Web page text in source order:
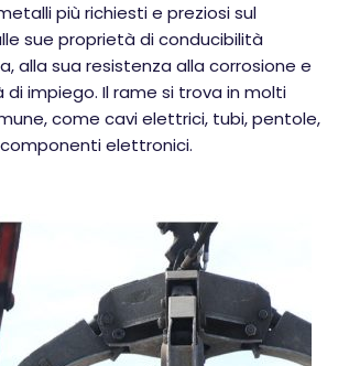
più richiesti e preziosi sul
sue proprietà di conducibilità
alla sua resistenza alla corrosione e
di impiego. Il rame si trova in molti
come cavi elettrici, tubi, pentole,
elettronici.